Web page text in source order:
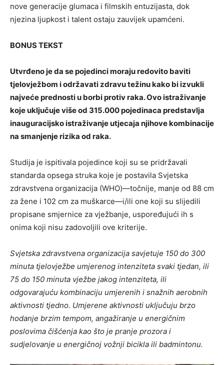
nove generacije glumaca i filmskih entuzijasta, dok
njezina ljupkost i talent ostaju zauvijek upamćeni.
BONUS TEKST
Utvrđeno je da se pojedinci moraju redovito baviti
tjelovježbom i održavati zdravu težinu kako bi izvukli
najveće prednosti u borbi protiv raka. Ovo istraživanje
koje uključuje više od 315.000 pojedinaca predstavlja
inauguracijsko istraživanje utjecaja njihove kombinacije
na smanjenje rizika od raka.
Studija je ispitivala pojedince koji su se pridržavali
standarda opsega struka koje je postavila Svjetska
zdravstvena organizacija (WHO)—točnije, manje od 88 cm
za žene i 102 cm za muškarce—i/ili one koji su slijedili
propisane smjernice za vježbanje, uspoređujući ih s
onima koji nisu zadovoljili ove kriterije.
Svjetska zdravstvena organizacija savjetuje 150 do 300
minuta tjelovježbe umjerenog intenziteta svaki tjedan, ili
75 do 150 minuta vježbe jakog intenziteta, ili
odgovarajuću kombinaciju umjerenih i snažnih aerobnih
aktivnosti tjedno. Umjerene aktivnosti uključuju brzo
hodanje brzim tempom, angažiranje u energičnim
poslovima čišćenja kao što je pranje prozora i
sudjelovanje u energičnoj vožnji bicikla ili badmintonu.